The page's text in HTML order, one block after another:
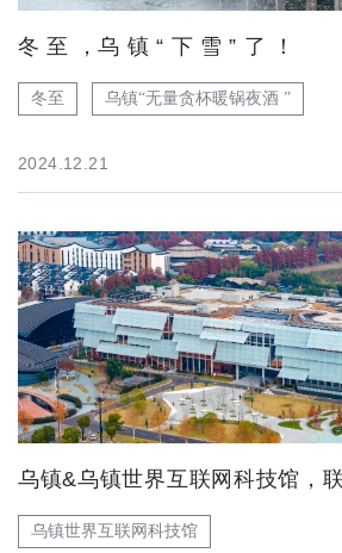
冬 至 ，乌 镇 “ 下 雪 ” 了 ！
冬至 乌镇“无量贪杯暖锅夜酒 ”
2024.12.21
乌镇&乌镇世界互联网科技馆，
乌镇世界互联网科技馆